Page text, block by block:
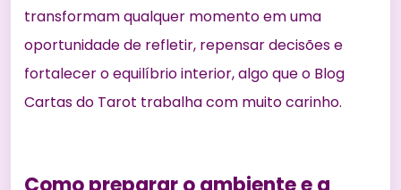
transformam qualquer momento em uma
oportunidade de refletir, repensar decisões e
fortalecer o equilíbrio interior, algo que o Blog
Cartas do Tarot trabalha com muito carinho.